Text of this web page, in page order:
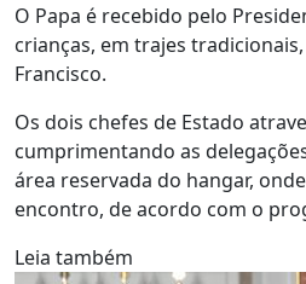
O Papa é recebido pelo
crianças, em trajes
Francisco.
Os dois chefes de Estado
cumprimentando as
área reservada do hangar,
encontro, de acordo com o
Leia também